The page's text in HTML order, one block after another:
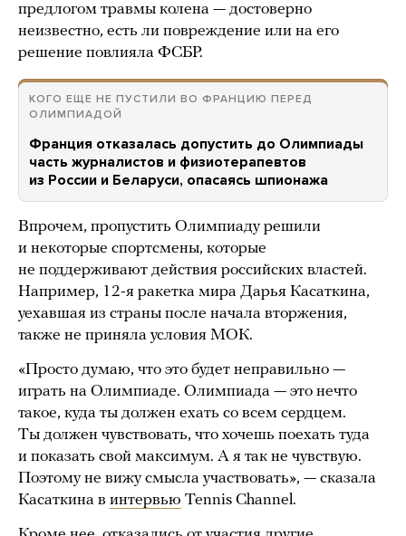
предлогом травмы колена — достоверно
неизвестно, есть ли повреждение или на его
решение повлияла ФСБР.
КОГО ЕЩЕ НЕ ПУСТИЛИ ВО ФРАНЦИЮ ПЕРЕД
ОЛИМПИАДОЙ
Франция отказалась допустить до Олимпиады
часть журналистов и физиотерапевтов
из России и Беларуси, опасаясь шпионажа
Впрочем, пропустить Олимпиаду решили
и некоторые спортсмены, которые
не поддерживают действия российских властей.
Например, 12-я ракетка мира Дарья Касаткина,
уехавшая из страны после начала вторжения,
также не приняла условия МОК.
«Просто думаю, что это будет неправильно —
играть на Олимпиаде. Олимпиада — это нечто
такое, куда ты должен ехать со всем сердцем.
Ты должен чувствовать, что хочешь поехать туда
и показать свой максимум. А я так не чувствую.
Поэтому не вижу смысла участвовать», — сказала
Касаткина в интервью Tennis Channel.